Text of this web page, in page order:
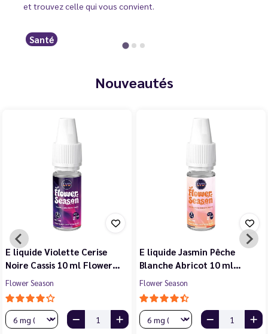
et trouvez celle qui vous convient.
Santé
Nouveautés
E liquide Violette Cerise
Noire Cassis 10 ml Flower…
Flower Season
E liquide Jasmin Pêche
Blanche Abricot 10 ml…
Flower Season